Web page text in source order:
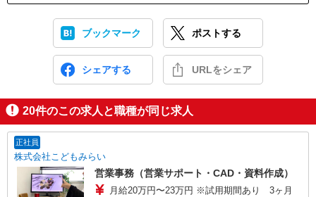
ください。
※応募書類は返却致しません。弊社で責任を持って破棄致しますの
で、ご了承ください。ブックマーク ポストする
シェアする URLをシェア
20件のこの求人と職種が同じ求人
正社員
株式会社こどもみらい
営業事務（営業サポート・CAD・資料作成）
月給20万円〜23万円 ※試用期間あり 3ヶ月